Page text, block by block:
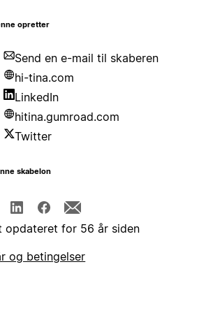
opretter
Send en e-mail til skaberen
hi-tina.com
LinkedIn
hitina.gumroad.com
Twitter
skabelon
opdateret for 56 år siden
og betingelser